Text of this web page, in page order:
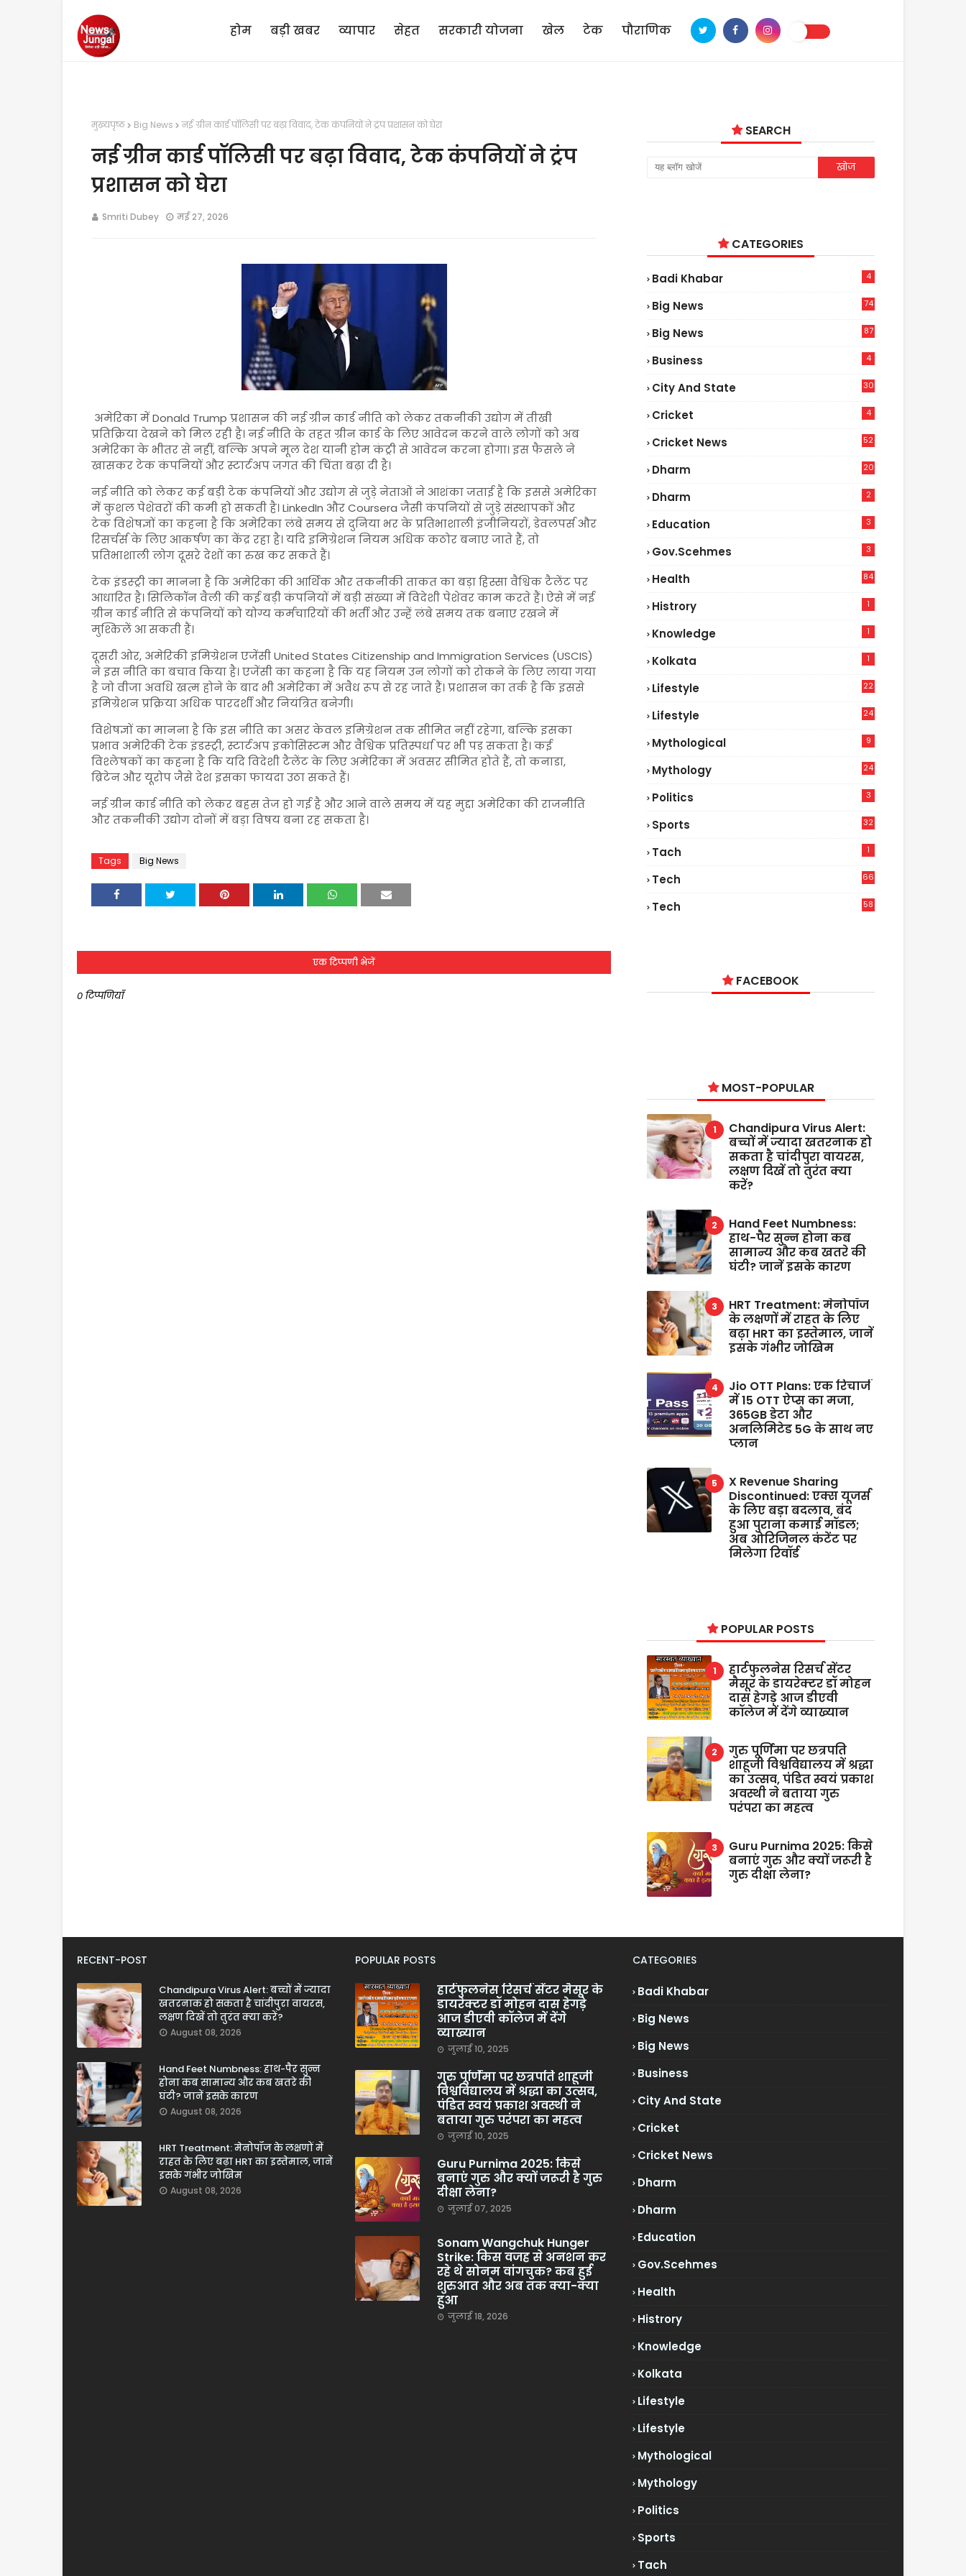
होम बड़ी खबर व्यापार सेहत सरकारी योजना खेल टेक पौराणिक
मुख्यपृष्ठ Big News नई ग्रीन कार्ड पॉलिसी पर बढ़ा विवाद, टेक कंपनियों ने ट्रंप प्रशासन को घेरा
नई ग्रीन कार्ड पॉलिसी पर बढ़ा विवाद, टेक कंपनियों ने ट्रंप
प्रशासन को घेरा
Smriti Dubey मई 27, 2026
अमेरिका मेंDonald Trump प्रशासन की नई ग्रीन कार्ड नीति को लेकर तकनीकी उद्योग में तीखी
प्रतिक्रिया देखने को मिल रही है। नई नीति के तहत ग्रीन कार्ड के लिए आवेदन करने वाले लोगों को अब
अमेरिका के भीतर से नहीं, बल्कि अपने मूल देश यानी होम कंट्री से आवेदन करना होगा। इस फैसले ने
खासकर टेक कंपनियों और स्टार्टअप जगत की चिंता बढ़ा दी है।
नई नीति को लेकर कई बड़ी टेक कंपनियों और उद्योग से जुड़े नेताओं ने आशंका जताई है कि इससे अमेरिका
में कुशल पेशेवरों की कमी हो सकती है।LinkedIn औरCoursera जैसी कंपनियों से जुड़े संस्थापकों और
टेक विशेषज्ञों का कहना है कि अमेरिका लंबे समय से दुनिया भर के प्रतिभाशाली इंजीनियरों, डेवलपर्स और
रिसर्चर्स के लिए आकर्षण का केंद्र रहा है। यदि इमिग्रेशन नियम अधिक कठोर बनाए जाते हैं, तो
प्रतिभाशाली लोग दूसरे देशों का रुख कर सकते हैं।
टेक इंडस्ट्री का मानना है कि अमेरिका की आर्थिक और तकनीकी ताकत का बड़ा हिस्सा वैश्विक टैलेंट पर
आधारित है। सिलिकॉन वैली की कई बड़ी कंपनियों में बड़ी संख्या में विदेशी पेशेवर काम करते हैं। ऐसे में नई
ग्रीन कार्ड नीति से कंपनियों को योग्य कर्मचारियों की भर्ती और उन्हें लंबे समय तक बनाए रखने में
मुश्किलें आ सकती हैं।
दूसरी ओर, अमेरिकी इमिग्रेशन एजेंसीUnited States Citizenship and Immigration Services (USCIS)
ने इस नीति का बचाव किया है। एजेंसी का कहना है कि यह नियम उन लोगों को रोकने के लिए लाया गया
है जो वीजा अवधि खत्म होने के बाद भी अमेरिका में अवैध रूप से रह जाते हैं। प्रशासन का तर्क है कि इससे
इमिग्रेशन प्रक्रिया अधिक पारदर्शी और नियंत्रित बनेगी।
विशेषज्ञों का मानना है कि इस नीति का असर केवल इमिग्रेशन तक सीमित नहीं रहेगा, बल्कि इसका
प्रभाव अमेरिकी टेक इंडस्ट्री, स्टार्टअप इकोसिस्टम और वैश्विक प्रतिस्पर्धा पर भी पड़ सकता है। कई
विश्लेषकों का कहना है कि यदि विदेशी टैलेंट के लिए अमेरिका में अवसर सीमित होते हैं, तो कनाडा,
ब्रिटेन और यूरोप जैसे देश इसका फायदा उठा सकते हैं।
नई ग्रीन कार्ड नीति को लेकर बहस तेज हो गई है और आने वाले समय में यह मुद्दा अमेरिका की राजनीति
और तकनीकी उद्योग दोनों में बड़ा विषय बना रह सकता है।
Tags Big News
एक टिप्पणी भेजें
0 टिप्पणियाँ
SEARCH
CATEGORIES
Badi Khabar 4
Big News
74
Big News
87
Business 4
City And State 30
Cricket 4
Cricket News
52
Dharm 20
Dharm 2
Education 3
Gov.scehmes 3
Health
84
Histrory 1
Knowledge 1
Kolkata 1
Lifestyle
22
Lifestyle
24
Mythological 9
Mythology 24
Politics 3
Sports 32
Tach 1
Tech
66
Tech
58
FACEBOOK
MOST-POPULAR
Chandipura Virus Alert:
बच्चों में ज्यादा खतरनाक हो
सकता है चांदीपुरा वायरस,
लक्षण दिखें तो तुरंत क्या
करें?
Hand Feet Numbness:
हाथ-पैर सुन्न होना कब
सामान्य और कब खतरे की
घंटी? जानें इसके कारण
HRT Treatment: मेनोपॉज
के लक्षणों में राहत के लिए
बढ़ा HRT का इस्तेमाल, जानें
इसके गंभीर जोखिम
Jio OTT Plans: एक रिचार्ज
में 15 OTT ऐप्स का मजा,
365GB डेटा और
अनलिमिटेड 5G के साथ नए
प्लान
X Revenue Sharing
Discontinued: एक्स यूजर्स
के लिए बड़ा बदलाव, बंद
हुआ पुराना कमाई मॉडल;
अब ओरिजिनल कंटेंट पर
मिलेगा रिवॉर्ड
POPULAR POSTS
हार्टफुलनेस रिसर्च सेंटर
मैसूर के डायरेक्टर डॉ मोहन
दास हेगड़े आज डीएवी
कॉलेज में देंगे व्याख्यान
गुरु पूर्णिमा पर छत्रपति
शाहूजी विश्वविद्यालय में श्रद्धा
का उत्सव, पंडित स्वयं प्रकाश
अवस्थी ने बताया गुरु
परंपरा का महत्व
Guru Purnima 2025: किसे
बनाएं गुरु और क्यों जरूरी है
गुरु दीक्षा लेना?
RECENT-POST
Chandipura Virus Alert: बच्चों में ज्यादा
खतरनाक हो सकता है चांदीपुरा वायरस,
लक्षण दिखें तो तुरंत क्या करें?
August 08, 2026
Hand Feet Numbness: हाथ-पैर सुन्न
होना कब सामान्य और कब खतरे की
घंटी? जानें इसके कारण
August 08, 2026
HRT Treatment: मेनोपॉज के लक्षणों में
राहत के लिए बढ़ा HRT का इस्तेमाल, जानें
इसके गंभीर जोखिम
August 08, 2026
POPULAR POSTS
हार्टफुलनेस रिसर्च सेंटर मैसूर के
डायरेक्टर डॉ मोहन दास हेगड़े
आज डीएवी कॉलेज में देंगे
व्याख्यान
जुलाई 10, 2025
गुरु पूर्णिमा पर छत्रपति शाहूजी
विश्वविद्यालय में श्रद्धा का उत्सव,
पंडित स्वयं प्रकाश अवस्थी ने
बताया गुरु परंपरा का महत्व
जुलाई 10, 2025
Guru Purnima 2025: किसे
बनाएं गुरु और क्यों जरूरी है गुरु
दीक्षा लेना?
जुलाई 07, 2025
Sonam Wangchuk Hunger
Strike: किस वजह से अनशन कर
रहे थे सोनम वांगचुक? कब हुई
शुरुआत और अब तक क्या-क्या
हुआ
जुलाई 18, 2026
CATEGORIES
Badi Khabar
Big News
Big News
Business
City And State
Cricket
Cricket News
Dharm
Dharm
Education
Gov.scehmes
Health
Histrory
Knowledge
Kolkata
Lifestyle
Lifestyle
Mythological
Mythology
Politics
Sports
Tach